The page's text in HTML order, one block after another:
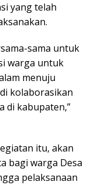
yang telah
sama untuk
warga untuk
menuju
kolaborasikan
di kabupaten,”
itu, akan
bagi warga Desa
pelaksanaan